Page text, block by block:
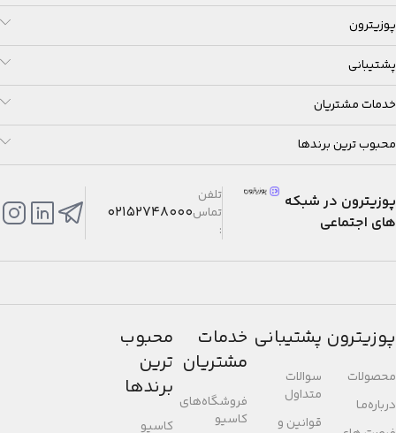
پوزیترون
پشتیبانی
خدمات مشتریان
محبوب ترین برندها
پوزیترون در شبکه
های اجتماعی
تلفن
تماس
:
02152748000
پوزیترون
محصولات
درباره‌مـا
پشتیبانی
سوالات
متداول
قوانین و
خدمات
مشتریان
فروشگاه‌های
کاسیو
محبوب
ترین
برندها
کاسیو